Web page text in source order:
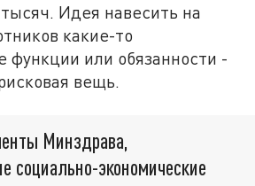
Идея навесить на
какие-то
функции или обязанности -
вещь.
Минздрава,
социально-экономические